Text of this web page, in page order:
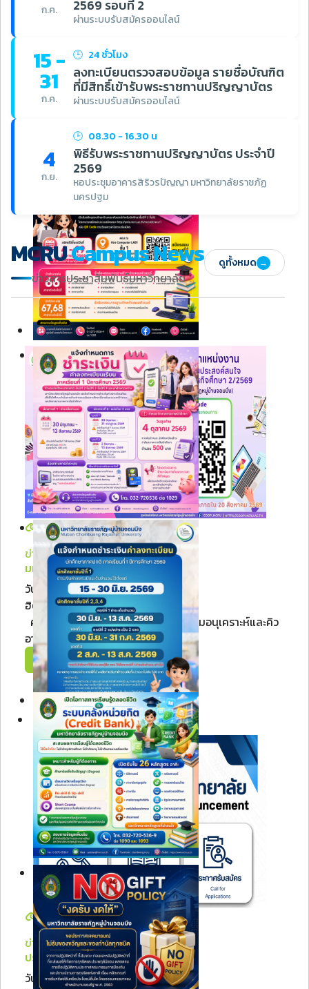
ก.ค. 2569 รอบที่ 2
ผ่านระบบรับสมัครออนไลน์
15 -
31
ก.ค.
🕒 24 ชั่วโมง
ลงทะเบียนตรวจสอบข้อมูล รายชื่อบัณฑิต
ที่มีสิทธิ์เข้ารับพระราชทานปริญญาบัตร
ผ่านระบบรับสมัครออนไลน์
4
ก.ย.
🕒 08.30 - 16.30 น
พิธีรับพระราชทานปริญญาบัตร ประจำปี
2569
หอประชุมอาคารสิริวรปัญญา มหาวิทยาลัยราชภัฏ
นครปฐม
MCRUCampus News
ข่าวสารประชาสัมพันธ์มหาวิทยาลัย
ดูทั้งหมด →
ข่าวประชาสัมพันธ์
มหาวิทยาลัยราชภัฏหมู่บ้าน...
วันศุกร์, 07 สิงหาคม 2569 09:34
ฮิต: 17
คลิกที่รูปภาพเพื่อดูภาพหนังสือขอความอนุเคราะห์และคิว
อาร์โค้ดขนาดเต็ม ศูนย...
Read More
ข่าวสรรหา/รับสมัคร
ประกาศรายชื่อและหมายเลขผู...
วันพฤหัสบดี, 06 สิงหาคม 2569 15:41